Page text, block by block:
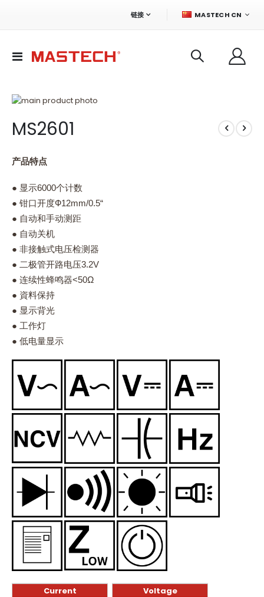
链接
语
MASTECH CN
切
跳
结
尾
图
库
转
到
像
的
MS2601
产品特点
● 显示6000个计数
● 钳口开度Ф12mm/0.5“
● 自动和手动测距
● 自动关机
● 非接触式电压检测器
● 二极管开路电压3.2V
● 连续性蜂鸣器<50Ω
● 資料保持
● 显示背光
● 工作灯
● 低电量显示
Current
Voltage